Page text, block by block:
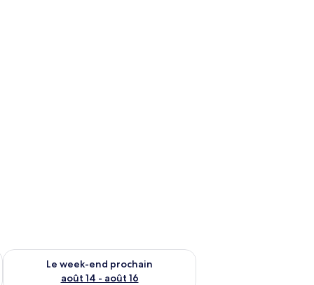
août 7 - août 9
Le week-end prochain
août 14 - août 16
Vérifier la disponibilité pour le week-end prochain août 14 -